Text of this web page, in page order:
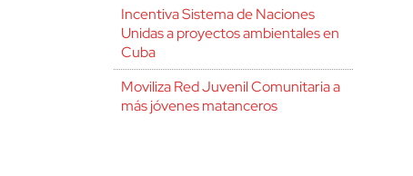
Incentiva Sistema de Naciones
Unidas a proyectos ambientales en
Cuba
Moviliza Red Juvenil Comunitaria a
más jóvenes matanceros